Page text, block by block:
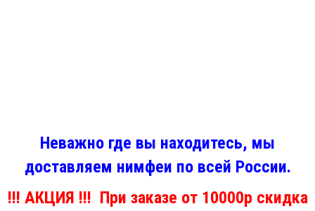
Неважно где вы находитесь, мы
доставляем нимфеи по всей России.
!!! АКЦИЯ !!! При заказе от 10000р скидка